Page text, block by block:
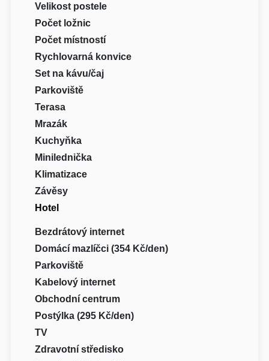
Velikost postele
Počet ložnic
Počet místností
Rychlovarná konvice
Set na kávu/čaj
Parkoviště
Terasa
Mrazák
Kuchyňka
Minilednička
Klimatizace
Závěsy
Hotel
Bezdrátový internet
Domácí mazlíčci (354 Kč/den)
Parkoviště
Kabelový internet
Obchodní centrum
Postýlka (295 Kč/den)
TV
Zdravotní středisko